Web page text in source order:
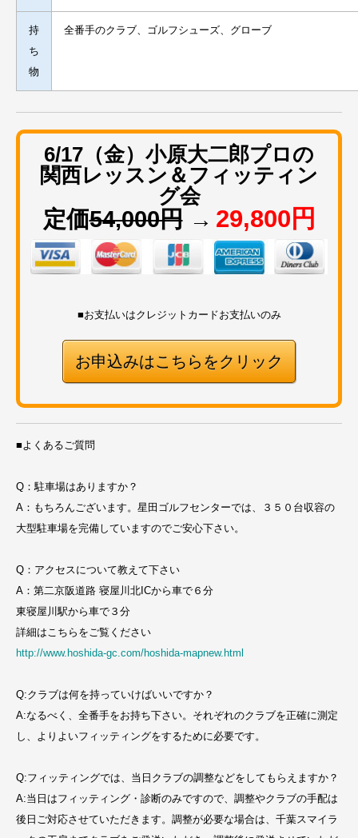
持
ち
物
全番手のクラブ、ゴルフシューズ、グローブ
6/17（金）小原大二郎プロの
関西レッスン＆フィッティン
グ会
定価54,000円→ 29,800円
■お支払いはクレジットカードお支払いのみ
お申込みはこちらをクリック
■よくあるご質問
Q：駐車場はありますか？
A：もちろんございます。星田ゴルフセンターでは、３５０台収容の
大型駐車場を完備していますのでご安心下さい。
Q：アクセスについて教えて下さい
A：第二京阪道路 寝屋川北ICから車で６分
東寝屋川駅から車で３分
詳細はこちらをご覧ください
http://www.hoshida-gc.com/hoshida-mapnew.html
Q:クラブは何を持っていけばいいですか？
A:なるべく、全番手をお持ち下さい。それぞれのクラブを正確に測定
し、よりよいフィッティングをするために必要です。
Q:フィッティングでは、当日クラブの調整などをしてもらえますか？
A:当日はフィッティング・診断のみですので、調整やクラブの手配は
後日ご対応させていただきます。調整が必要な場合は、千葉スマイラ